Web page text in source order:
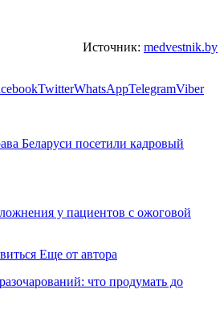
Источник: medvestnik.by
TwitterWhatsAppTelegramViber
Беларуси посетили кадровый
у пациентов с ожоговой
Еще от автора
что продумать до